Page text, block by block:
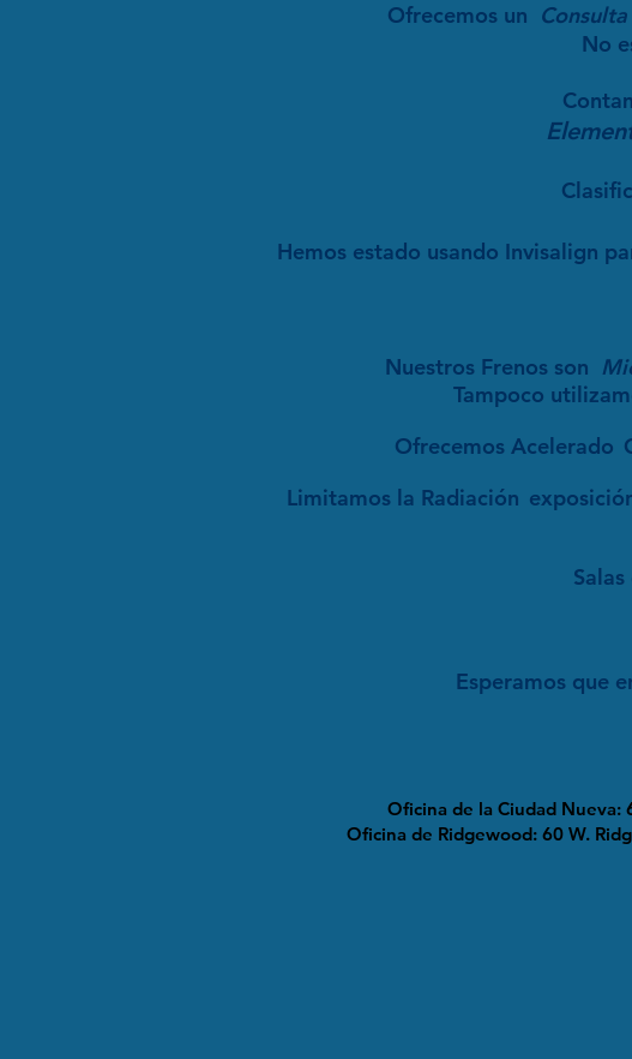
Ofrecemos un
No
Hemos estado usando Invisalign
Nuestros Frenos son
Tampoco
Ofrecemos Acelerado
Limitamos la Radiación
Esperamos que
Oficina de la Ciudad Nueva:
Oficina de Ridgewood: 60 W.